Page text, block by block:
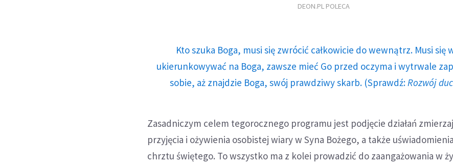
DEON.PL POLECA
Kto szuka Boga, musi się zwrócić całkowicie do wewnątrz. Musi się
ukierunkowywać na Boga, zawsze mieć Go przed oczyma i wytrwale
sobie, aż znajdzie Boga, swój prawdziwy skarb. (Sprawdź: Rozwój
Zasadniczym celem tegorocznego programu jest podjęcie działań
przyjęcia i ożywienia osobistej wiary w Syna Bożego, a także
chrztu świętego. To wszystko ma z kolei prowadzić do zaangażowania w